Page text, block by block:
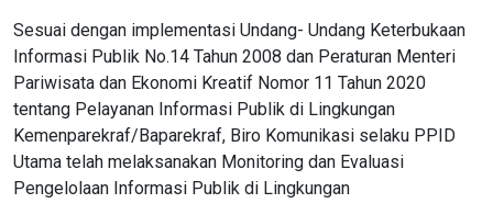
Sesuai dengan implementasi Undang- Undang Keterbukaan
Informasi Publik No.14 Tahun 2008 dan Peraturan Menteri
Pariwisata dan Ekonomi Kreatif Nomor 11 Tahun 2020
tentang Pelayanan Informasi Publik di Lingkungan
Kemenparekraf/Baparekraf, Biro Komunikasi selaku PPID
Utama telah melaksanakan Monitoring dan Evaluasi
Pengelolaan Informasi Publik di Lingkungan